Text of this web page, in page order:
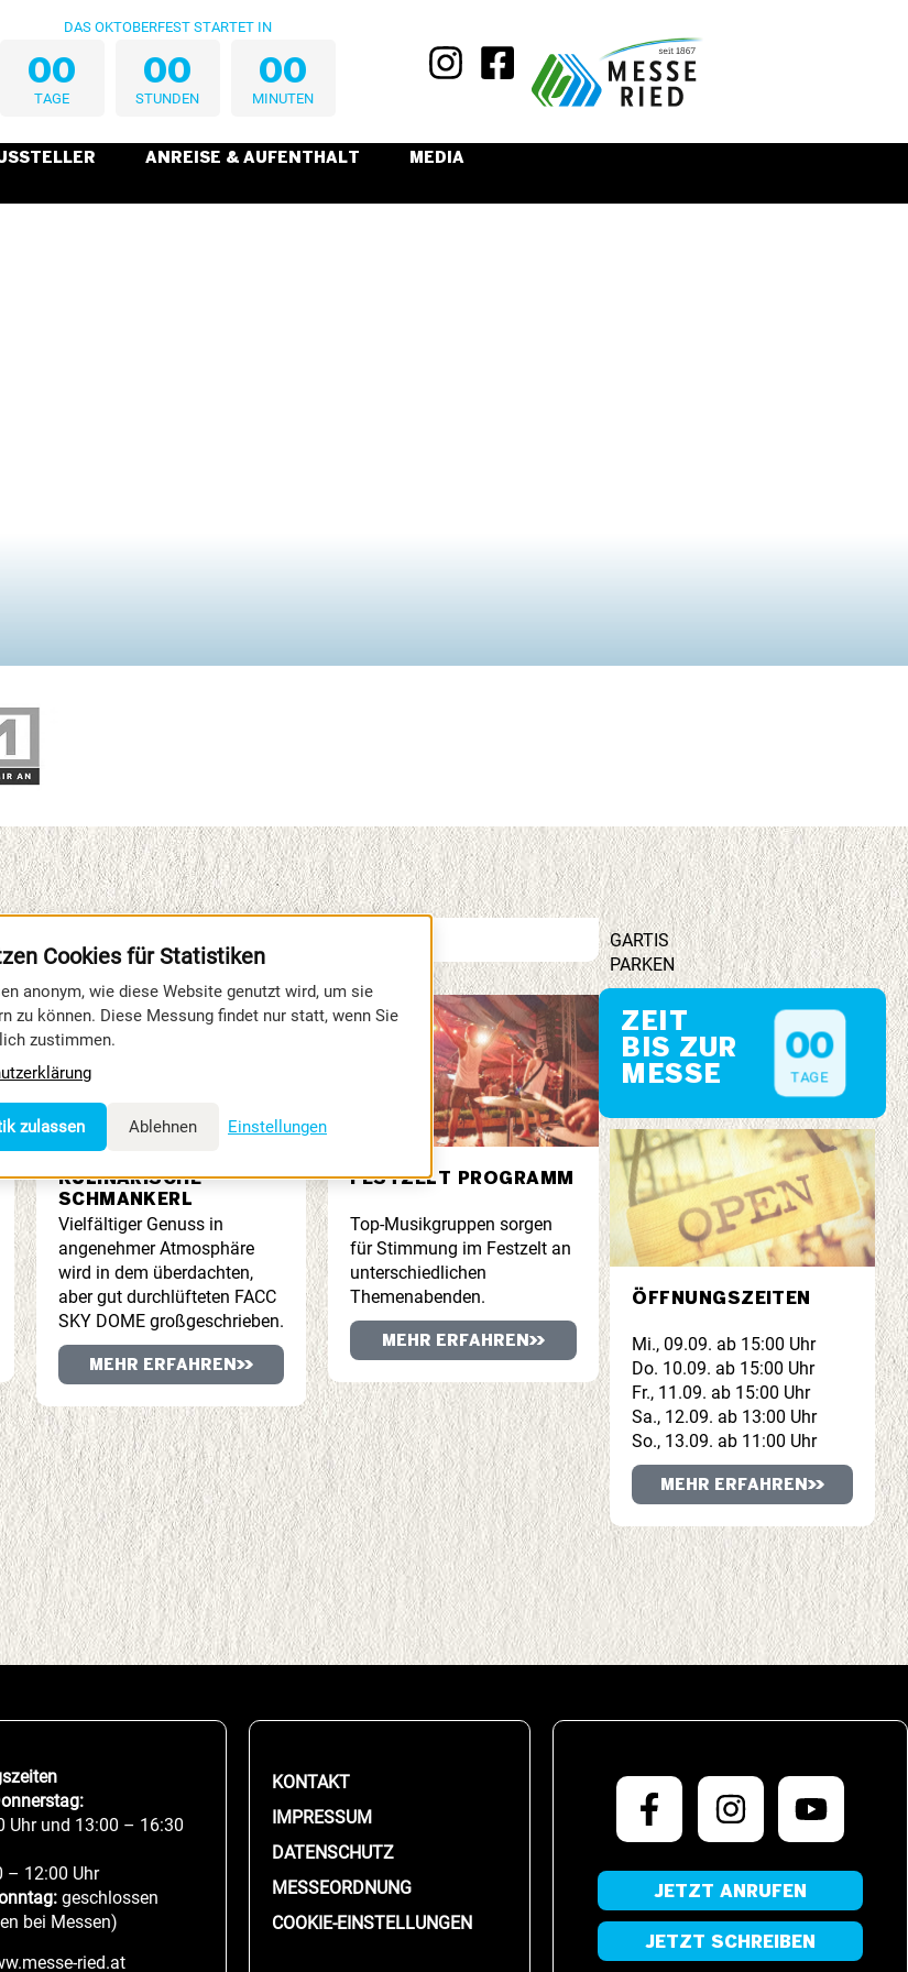
DAS OKTOBERFEST STARTET IN
00
TAGE
00
STUNDEN
00
MINUTEN
ANREISE & AUFENTHALT MEDIA
KULINARISCHE
SCHMANKERL
Vielfältiger Genuss in
angenehmer Atmosphäre
wird in dem überdachten,
aber gut durchlüfteten FACC
SKY DOME großgeschrieben.
MEHR ERFAHREN
FESTZELT PROGRAMM
Top-Musikgruppen sorgen
für Stimmung im Festzelt an
unterschiedlichen
Themenabenden.
MEHR ERFAHREN
GARTIS
PARKEN
ZEIT
BIS ZUR
MESSE
00
TAGE
ÖFFNUNGSZEITEN
Mi., 09.09. ab 15:00 Uhr
Do. 10.09. ab 15:00 Uhr
Fr., 11.09. ab 15:00 Uhr
Sa., 12.09. ab 13:00 Uhr
So., 13.09. ab 11:00 Uhr
MEHR ERFAHREN
Uhr und 13:00 – 16:30
– 12:00 Uhr
geschlossen
bei Messen)
ried.at
KONTAKT
IMPRESSUM
DATENSCHUTZ
MESSEORDNUNG
COOKIE-EINSTELLUNGEN
JETZT ANRUFEN
JETZT SCHREIBEN
Cookies für Statistiken
anonym, wie diese Website genutzt wird, um sie
zu können. Diese Messung findet nur statt, wenn Sie
zustimmen.
zulassen Ablehnen Einstellungen